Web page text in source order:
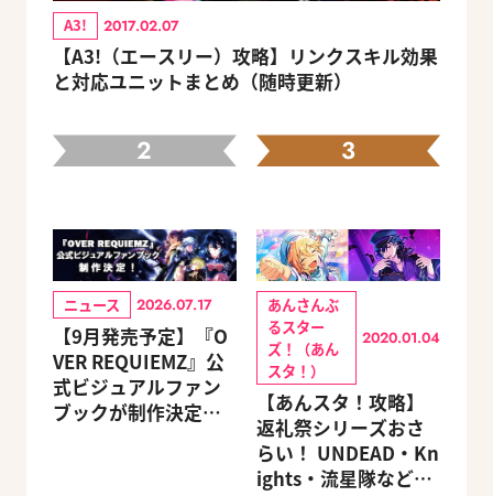
A3! 2017.02.07
【A3!（エースリー）攻略】リンクスキル効果
と対応ユニットまとめ（随時更新）
2
ニュース 2026.07.17
【9月発売予定】『O
VER REQUIEMZ』公
式ビジュアルファン
ブックが制作決定！
3
あんさんぶ
るスター
ズ！（あん
スタ！）
2020.01.04
【あんスタ！攻略】
返礼祭シリーズおさ
らい！ UNDEAD・Kn
ights・流星隊など、